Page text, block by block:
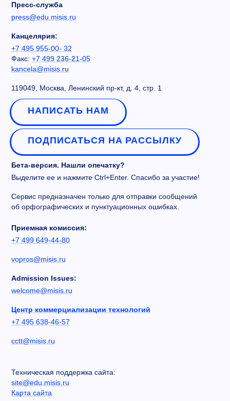
Пресс-служба
press@edu.misis.ru
Канцелярия:
+7 495 955-00- 32
Факс: +7 499 236-21-05
kancela@misis.ru
119049, Москва, Ленинский пр-кт, д. 4, стр. 1
НАПИСАТЬ НАМ
ПОДПИСАТЬСЯ НА РАССЫЛКУ
Бета-версия. Нашли опечатку?
Выделите ее и нажмите Ctrl+Enter. Спасибо за участие!
Сервис предназначен только для отправки сообщений
об орфографических и пунктуационных ошибках.
Приемная комиссия:
+7 499 649-44-80
vopros@misis.ru
Admission Issues:
welcome@misis.ru
Центр коммерциализации технологий
+7 495 638-46-57
cctt@misis.ru
Техническая поддержка сайта:
site@edu.misis.ru
Карта сайта